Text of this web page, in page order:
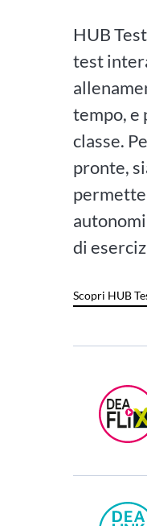
HUB
test
tempo, e
classe.
pronte,
di
Scopri HUB